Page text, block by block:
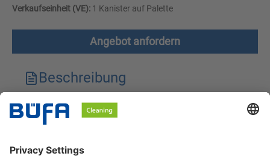
Verkaufseinheit (VE): 1 Kanister auf Palette
Angebot anfordern
Beschreibung
Technische Merkmale
Sicherheitshinweise